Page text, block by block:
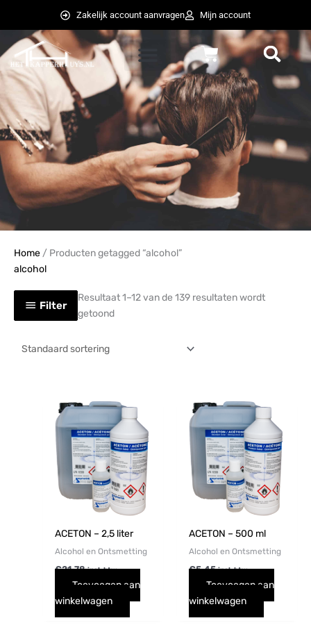
inhoud
Zakelijk account aanvragen Mijn account
Winkelwagen
Home / Producten getagged “alcohol”
alcohol
Filter
Resultaat 1–12 van de 139 resultaten wordt
getoond
ACETON – 2,5 liter
Alcohol en Ontsmetting
€21,78 incl. btw
Toevoegen aan
winkelwagen
ACETON – 500 ml
Alcohol en Ontsmetting
€5,45 incl. btw
Toevoegen aan
winkelwagen